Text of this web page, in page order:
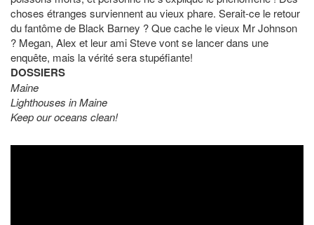
choses étranges surviennent au vieux phare. Serait-ce le retour
du fantôme de Black Barney ? Que cache le vieux Mr Johnson
? Megan, Alex et leur ami Steve vont se lancer dans une
enquête, mais la vérité sera stupéfiante!
DOSSIERS
Maine
Lighthouses in Maine
Keep our oceans clean!